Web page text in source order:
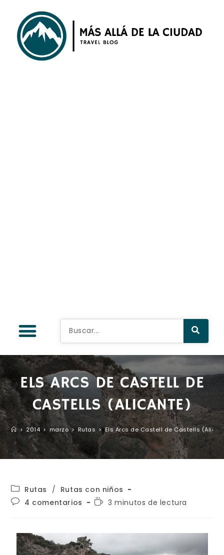
ELS ARCS DE CASTELL DE
CASTELLS (ALICANTE)
> 2014 > marzo > Rutas > Els Arcs de Castell de Castells
Rutas / Rutas con niños
4 comentarios
3 minutos de lectura